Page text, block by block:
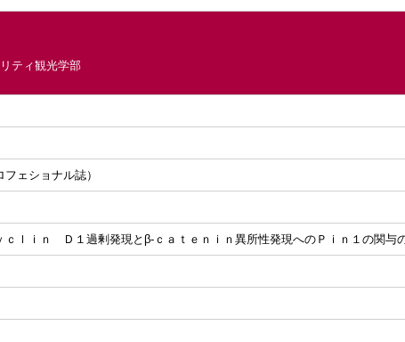
ティ観光学部
ェショナル誌）
ｃｌｉｎ Ｄ１過剰発現とβ‐ｃａｔｅｎｉｎ異所性発現へのＰｉｎ１の関与